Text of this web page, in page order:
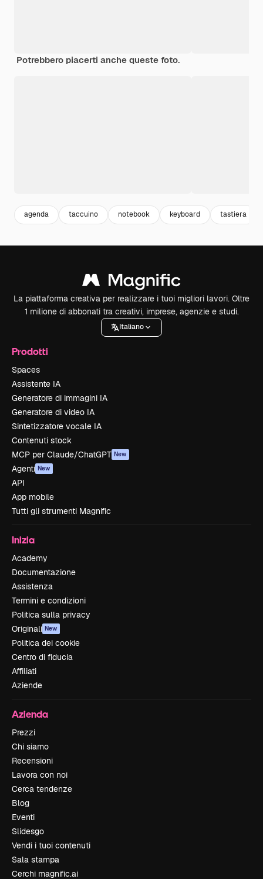
Potrebbero piacerti anche queste foto.
agenda taccuino notebook keyboard tastiera
La piattaforma creativa per realizzare i tuoi migliori lavori. Oltre
1 milione di abbonati tra creativi, imprese, agenzie e studi.
Italiano
Prodotti
Spaces
Assistente IA
Generatore di immagini IA
Generatore di video IA
Sintetizzatore vocale IA
Contenuti stock
MCP per Claude/ChatGPT New
Agenti New
API
App mobile
Tutti gli strumenti Magnific
Inizia
Academy
Documentazione
Assistenza
Termini e condizioni
Politica sulla privacy
Originali New
Politica dei cookie
Centro di fiducia
Affiliati
Aziende
Azienda
Prezzi
Chi siamo
Recensioni
Lavora con noi
Cerca tendenze
Blog
Eventi
Slidesgo
Vendi i tuoi contenuti
Sala stampa
Cerchi magnific.ai